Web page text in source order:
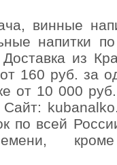
винные
напитки
из
160 руб. за
от 10 000
Сайт:
по всей